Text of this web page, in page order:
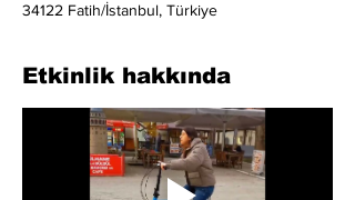
34122 Fatih/İstanbul, Türkiye
Etkinlik hakkında